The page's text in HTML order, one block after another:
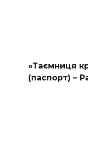
«Таємниця
(паспорт) –